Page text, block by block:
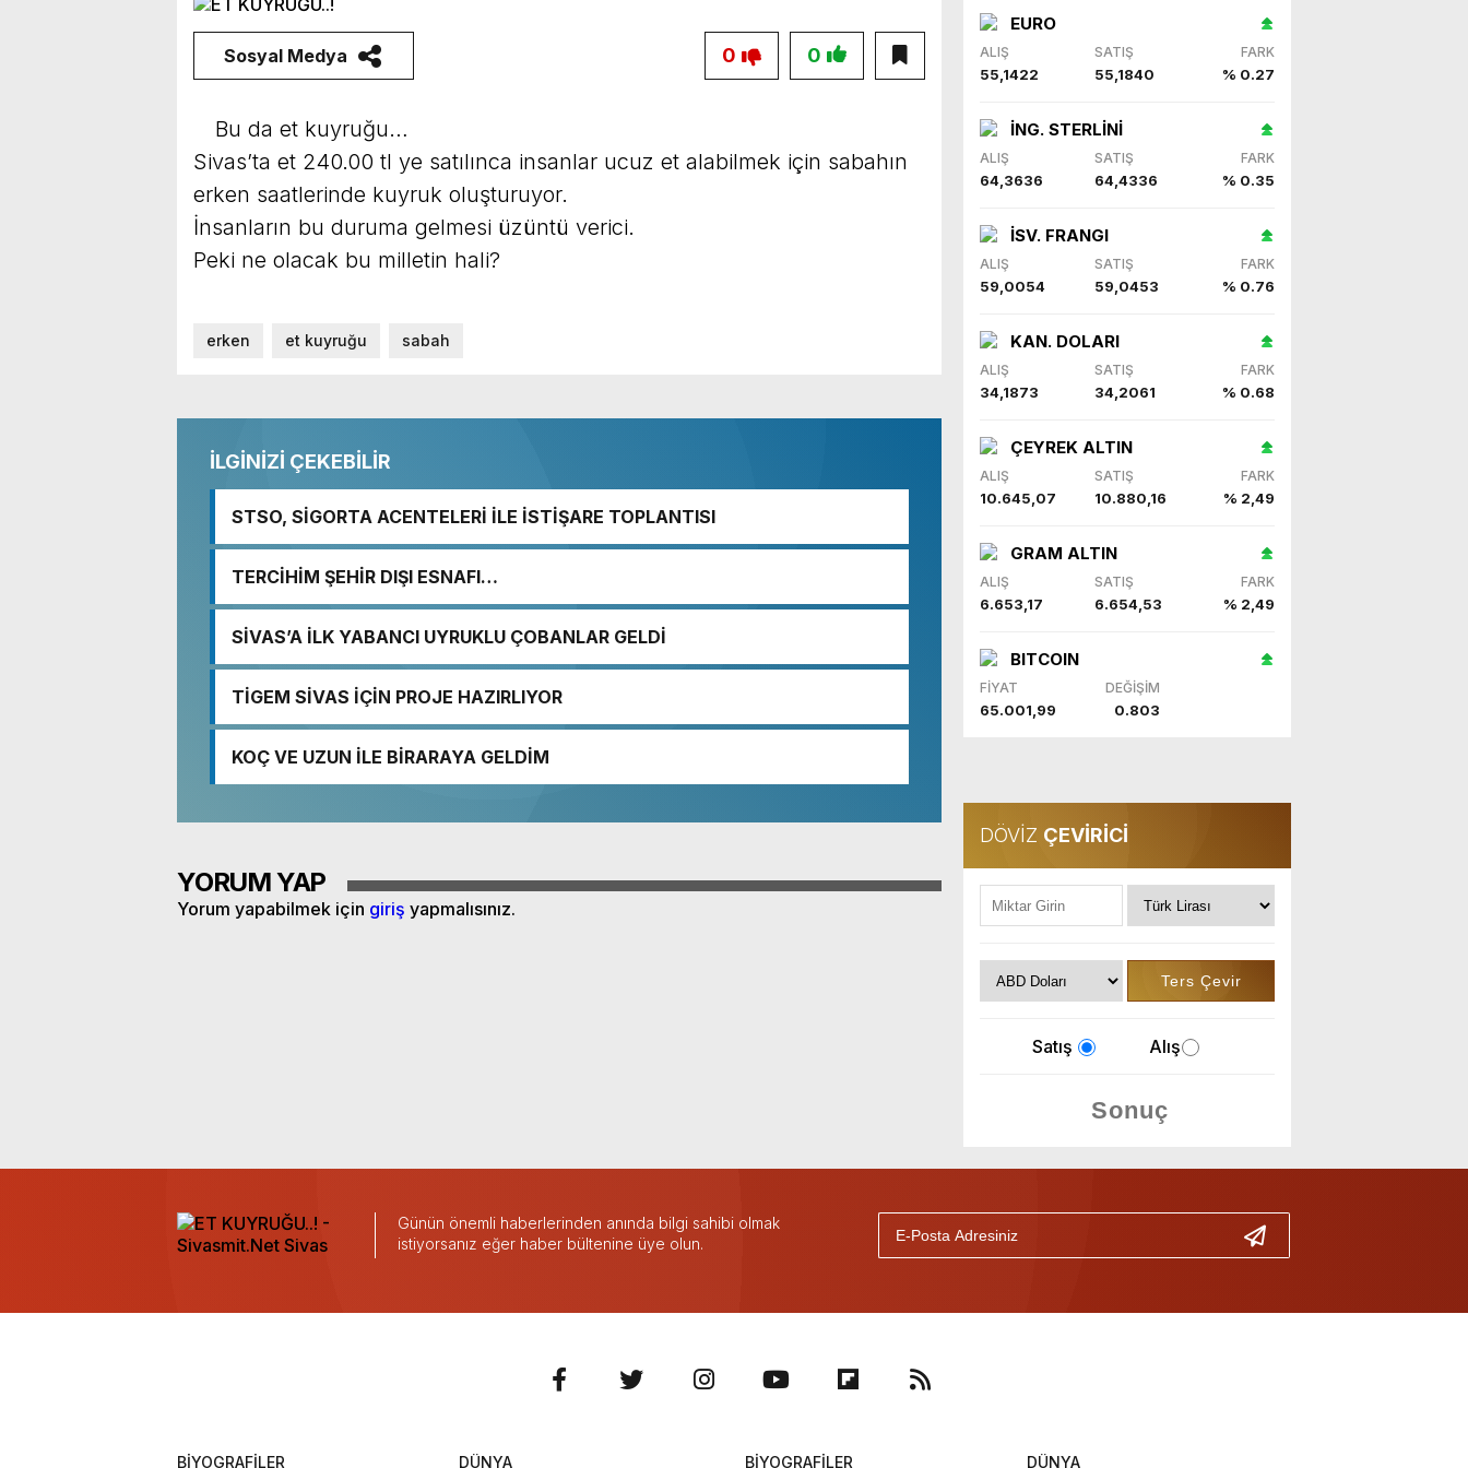
Sosyal Medya 0
0
Bu da et kuyruğu…
Sivas’ta et 240.00 tl ye satılınca insanlar ucuz et alabilmek için sabahın
erken saatlerinde kuyruk oluşturuyor.
İnsanların bu duruma gelmesi üzüntü verici.
Peki ne olacak bu milletin hali?
erken et kuyruğu sabah
İLGİNİZİ ÇEKEBİLİR
STSO, SİGORTA ACENTELERİ İLE İSTİŞARE TOPLANTISI
TERCİHİM ŞEHİR DIŞI ESNAFI…
SİVAS’A İLK YABANCI UYRUKLU ÇOBANLAR GELDİ
TİGEM SİVAS İÇİN PROJE HAZIRLIYOR
KOÇ VE UZUN İLE BİRARAYA GELDİM
YORUM YAP
Yorum yapabilmek için giriş yapmalısınız.
EURO
ALIŞ SATIŞ FARK
55,1422 55,1840 % 0.27
İNG. STERLİNİ
ALIŞ SATIŞ FARK
64,3636 64,4336 % 0.35
İSV. FRANGI
ALIŞ SATIŞ FARK
59,0054 59,0453 % 0.76
KAN. DOLARI
ALIŞ SATIŞ FARK
34,1873 34,2061 % 0.68
ÇEYREK ALTIN
ALIŞ SATIŞ FARK
10.645,07 10.880,16 % 2,49
GRAM ALTIN
ALIŞ SATIŞ FARK
6.653,17 6.654,53 % 2,49
BITCOIN
FİYAT DEĞİŞİM
65.001,99 0.803
DÖVİZ ÇEVİRİCİ
Satış Alış
Günün önemli haberlerinden anında bilgi sahibi olmak
istiyorsanız eğer haber bültenine üye olun.
BİYOGRAFİLER DÜNYA BİYOGRAFİLER DÜNYA